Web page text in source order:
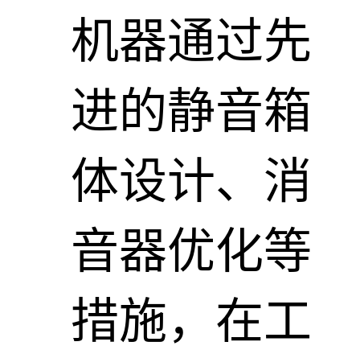
机器通过先
进的静音箱
体设计、消
音器优化等
措施，在工